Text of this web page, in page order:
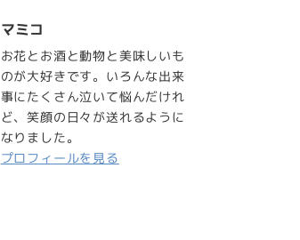
マミコ
お花とお酒と動物と美味しいも
のが大好きです。いろんな出来
事にたくさん泣いて悩んだけれ
ど、笑顔の日々が送れるように
なりました。
プロフィールを見る